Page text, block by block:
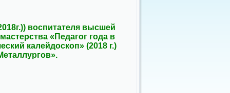
воспитателя высшей
«Педагог года в
калейдоскоп» (2018 г.)